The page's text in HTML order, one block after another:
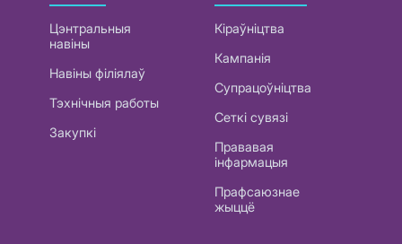
Цэнтральныя
навіны
Навіны філіялаў
Тэхнічныя работы
Закупкі
Кіраўніцтва
Кампанія
Супрацоўніцтва
Сеткі сувязі
Прававая
інфармацыя
Прафсаюзнае
жыццё